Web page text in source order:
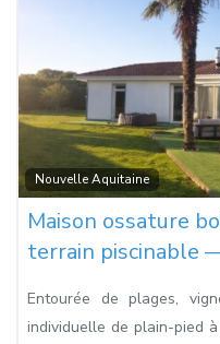
Nouvelle Aquitaine
Maison ossature
terrain piscinable
Entourée de plages,
individuelle de plain-pied